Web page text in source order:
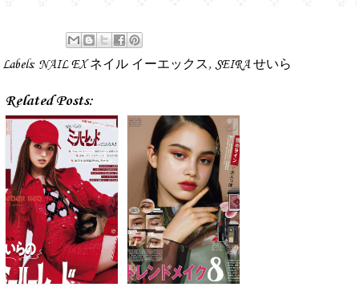
Labels: NAIL EX ネイル イーエックス, SEIRA せいら
Related Posts: